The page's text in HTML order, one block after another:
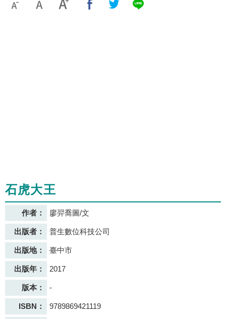
石虎大王
作者： 廖羿喬圖/文
出版者： 普生數位科技公司
出版地： 臺中市
出版年： 2017
版本： -
ISBN： 9789869421119